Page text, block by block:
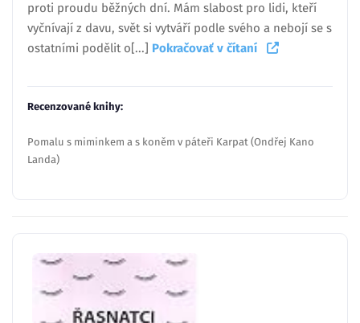
proti proudu běžných dní. Mám slabost pro lidi, kteří
vyčnívají z davu, svět si vytváří podle svého a nebojí se s
ostatními podělit o[...] Pokračovať v čítaní
Recenzované knihy:
Pomalu s miminkem a s koněm v páteři Karpat (Ondřej Kano
Landa)